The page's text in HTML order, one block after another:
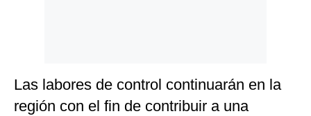
Las labores de control continuarán en la
región con el fin de contribuir a una